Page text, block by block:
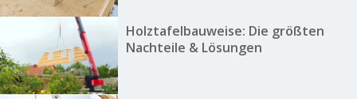
Holztafelbauweise: Die größten
Nachteile & Lösungen